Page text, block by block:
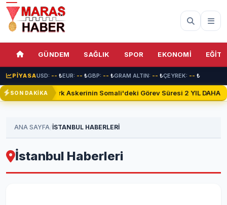
GÜNDEM SAĞLIK SPOR EKONOMİ
PİYASAUSD: -- ₺EUR: -- ₺GBP: -- ₺GRAM ALTIN: -- ₺ÇEYREK: -- ₺
SON DAKİKA Türk Askerinin Somali'deki Görev Süresi 2 YIL DAHA
ANA SAYFA/İSTANBUL HABERLERİ
İstanbul Haberleri